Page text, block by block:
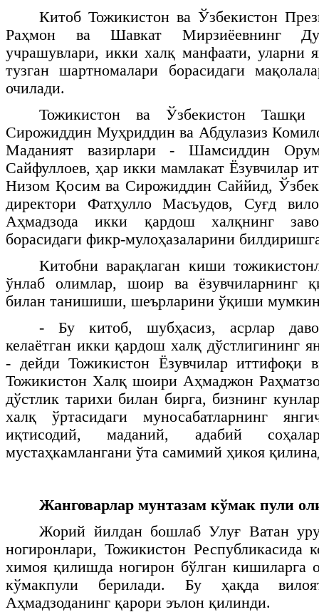
Китоб Тожикистон ва Ўзбекистон
Раҳмон ва Шавкат Мирзиёевнинг
учрашувлари, икки халқ манфаати, уларни
тузган шартномалари борасидаги
очилади.
Тожикистон ва Ўзбекистон
Сирожиддин Муҳриддин ва Абдулазиз
Маданият вазирлари - Шамсиддин
Сайфуллоев, ҳар икки мамлакат Ёзувчилар
Низом Қосим ва Сирожиддин Саййид,
директори Фатҳулло Масъудов, Суғд
Аҳмадзода икки қардош халқнинг
борасидаги фикр-мулоҳазаларини
Китобни варақлаган киши
ўнлаб олимлар, шоир ва ёзувчиларнинг
билан танишиши, шеърларини ўқиши
- Бу китоб, шубҳасиз, асрлар
келаётган икки қардош халқ дўстлигининг
- дейди Тожикистон Ёзувчилар иттифоқи
Тожикистон Халқ шоири Аҳмаджон
дўстлик тарихи билан бирга, бизнинг
халқ ўртасидаги муносабатларнинг
иқтисодий, маданий, адабий
мустаҳкамлангани ўта самимий ҳикоя
Жанговарлар мунтазам кўмак пули
Жорий йилдан бошлаб Улуғ Ватан
ногиронлари, Тожикистон Республикасида
химоя қилишда ногирон бўлган кишиларга
кўмакпули берилади. Бу ҳақда
Аҳмадзоданинг қарори эълон қилинди.